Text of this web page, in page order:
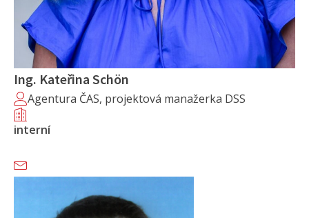
Ing. Kateřina Schön
Agentura ČAS, projektová manažerka DSS
interní